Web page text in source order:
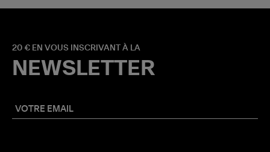
20 € EN VOUS INSCRIVANT À LA
NEWSLETTER